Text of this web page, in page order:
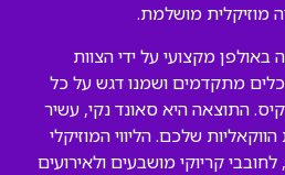
מוזיקלית מושלמת.
מקצועי על ידי הצוות
מתקדמים ושמנו דגש על כל
התוצאה היא סאונד נקי, עשיר
שלכם. הליווי המוזיקלי
קריוקי מושבעים ולאירועים